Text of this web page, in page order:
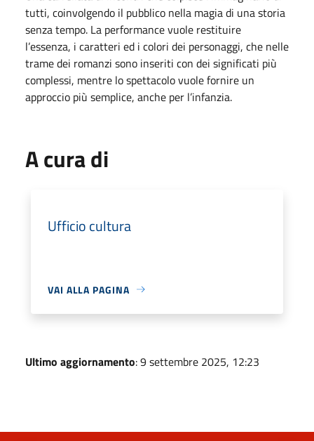
tutti, coinvolgendo il pubblico nella magia di una storia
senza tempo. La performance vuole restituire
l’essenza, i caratteri ed i colori dei personaggi, che nelle
trame dei romanzi sono inseriti con dei significati più
complessi, mentre lo spettacolo vuole fornire un
approccio più semplice, anche per l’infanzia.
A cura di
Ufficio cultura
VAI ALLA PAGINA
Ultimo aggiornamento: 9 settembre 2025, 12:23